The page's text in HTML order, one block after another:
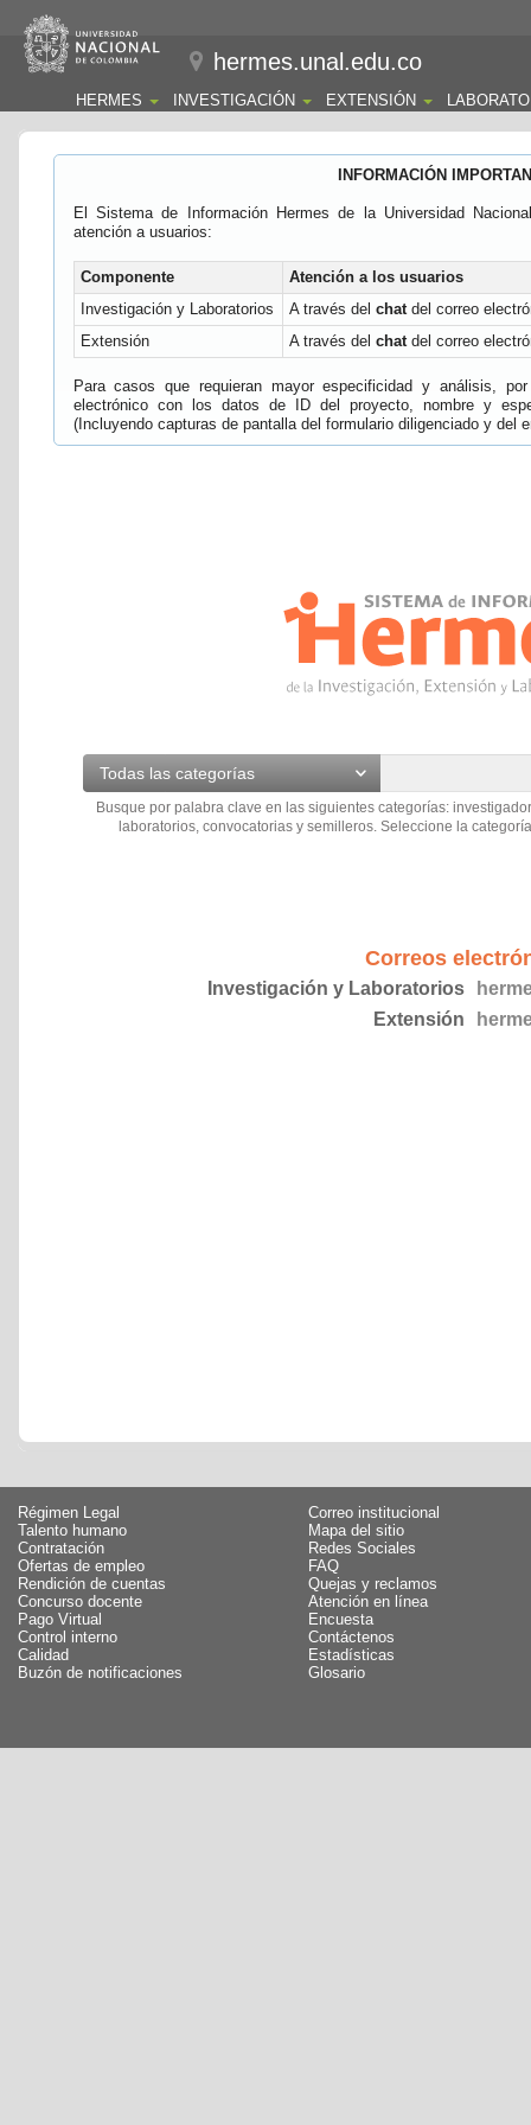
hermes.unal.edu.co
HERMES INVESTIGACIÓN EXTENSIÓN
INFORMACIÓN
El Sistema de Información Hermes de la Universidad
atención a usuarios:
Componente
Atención a los usuarios
Investigación y Laboratorios
A través del chatdel correo
Extensión
A través del chatdel correo
Para casos que requieran mayor especificidad y análisis,
electrónico con los datos de ID del proyecto, nombre y
(Incluyendo capturas de pantalla del formulario diligenciado y del
Todas las categorías
Busque por palabra clave en las siguientes categorías:
laboratorios, convocatorias y semilleros. Seleccione la
Correos
Investigación y Laboratorios
Extensión
Régimen Legal
Talento humano
Contratación
Ofertas de empleo
Rendición de cuentas
Concurso docente
Pago Virtual
Control interno
Calidad
Buzón de notificaciones
Correo institucional
Mapa del sitio
Redes Sociales
FAQ
Quejas y reclamos
Atención en línea
Encuesta
Contáctenos
Estadísticas
Glosario